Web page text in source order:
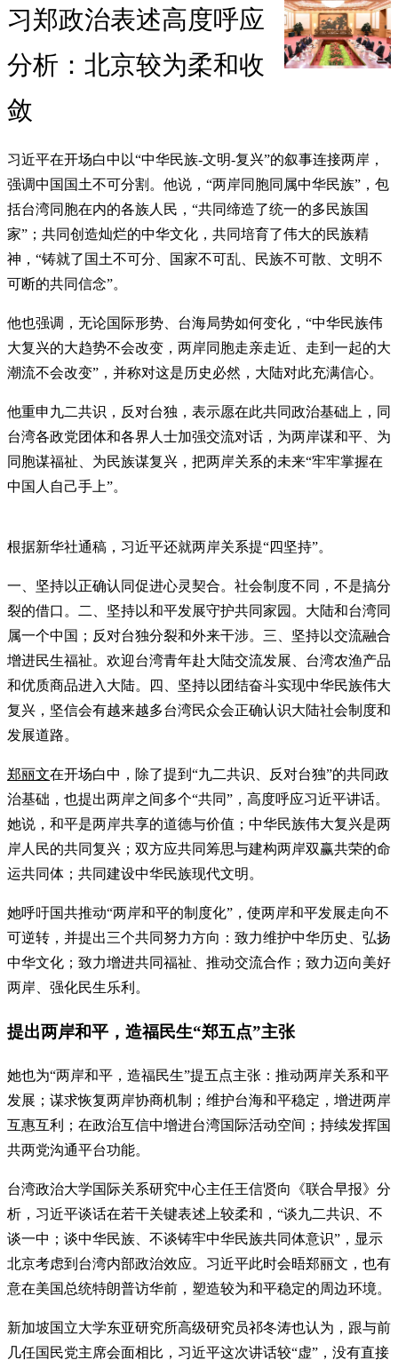
习郑政治表述高度呼应
分析：北京较为柔和收
敛
习近平在开场白中以“中华民族-文明-复兴”的叙事连接两岸，
强调中国国土不可分割。他说，“两岸同胞同属中华民族”，包
括台湾同胞在内的各族人民，“共同缔造了统一的多民族国
家”；共同创造灿烂的中华文化，共同培育了伟大的民族精
神，“铸就了国土不可分、国家不可乱、民族不可散、文明不
可断的共同信念”。
他也强调，无论国际形势、台海局势如何变化，“中华民族伟
大复兴的大趋势不会改变，两岸同胞走亲走近、走到一起的大
潮流不会改变”，并称对这是历史必然，大陆对此充满信心。
他重申九二共识，反对台独，表示愿在此共同政治基础上，同
台湾各政党团体和各界人士加强交流对话，为两岸谋和平、为
同胞谋福祉、为民族谋复兴，把两岸关系的未来“牢牢掌握在
中国人自己手上”。
根据新华社通稿，习近平还就两岸关系提“四坚持”。
一、坚持以正确认同促进心灵契合。社会制度不同，不是搞分
裂的借口。二、坚持以和平发展守护共同家园。大陆和台湾同
属一个中国；反对台独分裂和外来干涉。三、坚持以交流融合
增进民生福祉。欢迎台湾青年赴大陆交流发展、台湾农渔产品
和优质商品进入大陆。四、坚持以团结奋斗实现中华民族伟大
复兴，坚信会有越来越多台湾民众会正确认识大陆社会制度和
发展道路。
郑丽文在开场白中，除了提到“九二共识、反对台独”的共同政
治基础，也提出两岸之间多个“共同”，高度呼应习近平讲话。
她说，和平是两岸共享的道德与价值；中华民族伟大复兴是两
岸人民的共同复兴；双方应共同筹思与建构两岸双赢共荣的命
运共同体；共同建设中华民族现代文明。
她呼吁国共推动“两岸和平的制度化”，使两岸和平发展走向不
可逆转，并提出三个共同努力方向：致力维护中华历史、弘扬
中华文化；致力增进共同福祉、推动交流合作；致力迈向美好
两岸、强化民生乐利。
提出两岸和平，造福民生“郑五点”主张
她也为“两岸和平，造福民生”提五点主张：推动两岸关系和平
发展；谋求恢复两岸协商机制；维护台海和平稳定，增进两岸
互惠互利；在政治互信中增进台湾国际活动空间；持续发挥国
共两党沟通平台功能。
台湾政治大学国际关系研究中心主任王信贤向《联合早报》分
析，习近平谈话在若干关键表述上较柔和，“谈九二共识、不
谈一中；谈中华民族、不谈铸牢中华民族共同体意识”，显示
北京考虑到台湾内部政治效应。习近平此时会晤郑丽文，也有
意在美国总统特朗普访华前，塑造较为和平稳定的周边环境。
新加坡国立大学东亚研究所高级研究员祁冬涛也认为，跟与前
几任国民党主席会面相比，习近平这次讲话较“虚”，没有直接